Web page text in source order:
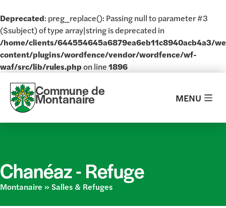
Deprecated: preg_replace(): Passing null to parameter #3
($subject) of type array|string is deprecated in
/home/clients/644554645a6879ea6eb11c8940acb4a3/
content/plugins/wordfence/vendor/wordfence/wf-
waf/src/lib/rules.phpon line1896
Commune de
Montanaire MENU
Chanéaz -Refuge
Montanaire »Salles & Refuges